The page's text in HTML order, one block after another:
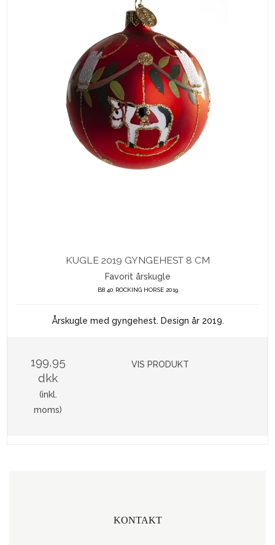
KUGLE 2019 GYNGEHEST 8 CM
Favorit årskugle
B8 40 ROCKING HORSE 2019
Årskugle med gyngehest. Design år 2019.
199,95
dkk
(inkl.
moms)
VIS PRODUKT
KONTAKT